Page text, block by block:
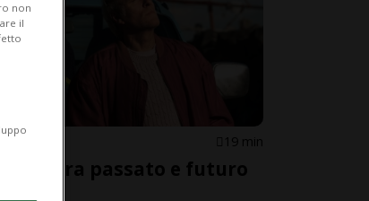
19 min
tra passato e futuro
non
il